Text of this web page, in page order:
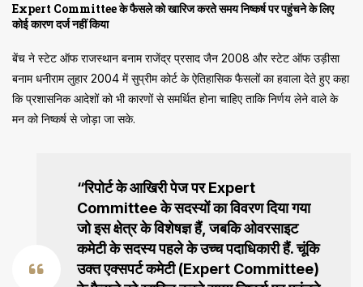
Expert Committee के फैसले को खारिज करते समय निष्कर्ष पर पहुंचने के लिए
कोई कारण दर्ज नहीं किया
बेंच ने स्टेट ऑफ राजस्थान बनाम राजेंद्र प्रसाद जैन 2008 और स्टेट ऑफ उड़ीसा
बनाम धनीराम लुहार 2004 में सुप्रीम कोर्ट के ऐतिहासिक फैसलों का हवाला देते हुए कहा
कि प्रशासनिक आदेशों को भी कारणों से समर्थित होना चाहिए ताकि निर्णय लेने वाले के
मन को निष्कर्ष से जोड़ा जा सके.
“रिपोर्ट के आखिरी पेज पर Expert
Committee के सदस्यों का विवरण दिया गया
जो इस क्षेत्र के विशेषज्ञ हैं, जबकि ओवरसाइट
कमेटी के सदस्य पहले के उच्च पदाधिकारी हैं. चूंकि
उक्त एक्सपर्ट कमेटी (Expert Committee)